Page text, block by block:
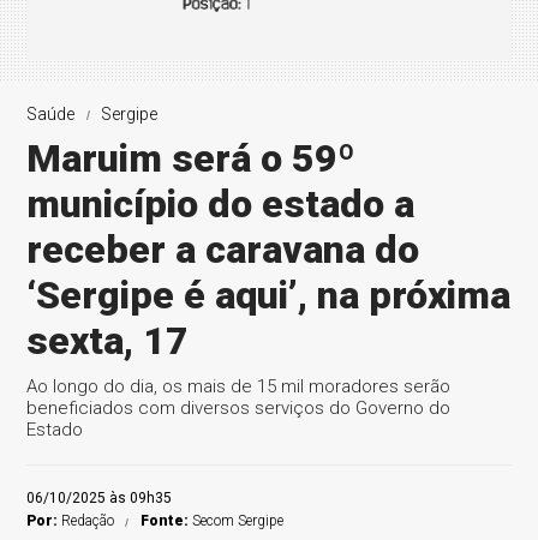
Saúde Sergipe
Maruim será o 59º
município do estado a
receber a caravana do
‘Sergipe é aqui’, na próxima
sexta, 17
Ao longo do dia, os mais de 15 mil moradores serão
beneficiados com diversos serviços do Governo do
Estado
06/10/2025 às 09h35
Por: Redação Fonte:Secom Sergipe